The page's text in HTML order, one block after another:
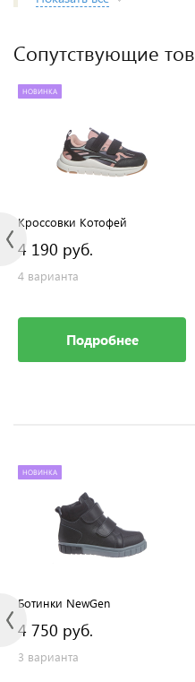
Сопутствующие
НОВИНКА
Кроссовки Котофей
4 190 руб.
4 варианта
Подробнее
НОВИНКА
Ботинки NewGen
4 750 руб.
3 варианта